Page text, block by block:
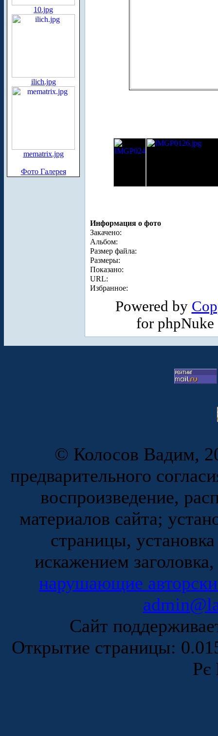
10.jpg
ilich.jpg
mematrix.jpg
Фото Галерея
Информация о фото
Закачено:
Альбом:
Размер файла:
Размеры:
Показано:
URL:
Избранное:
Powered by
for
© Колосов Вадим,
предварительного
воспроизведение,
материалов сайта;
страницы,
искажением
нарушающие
Сайт
Открытие страницы:
Рє